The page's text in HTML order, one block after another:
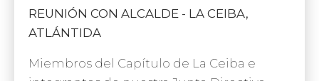
REUNIÓN CON ALCALDE - LA CEIBA,
ATLÁNTIDA
Miembros del Capítulo de La Ceiba e